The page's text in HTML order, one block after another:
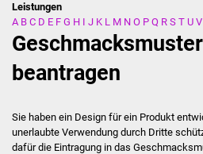
Leistungen
A B C D E F G H I J K L M N O P Q R S T U V
beantragen
Sie haben ein Design für ein Produkt
unerlaubte Verwendung durch Dritte
dafür die Eintragung in das